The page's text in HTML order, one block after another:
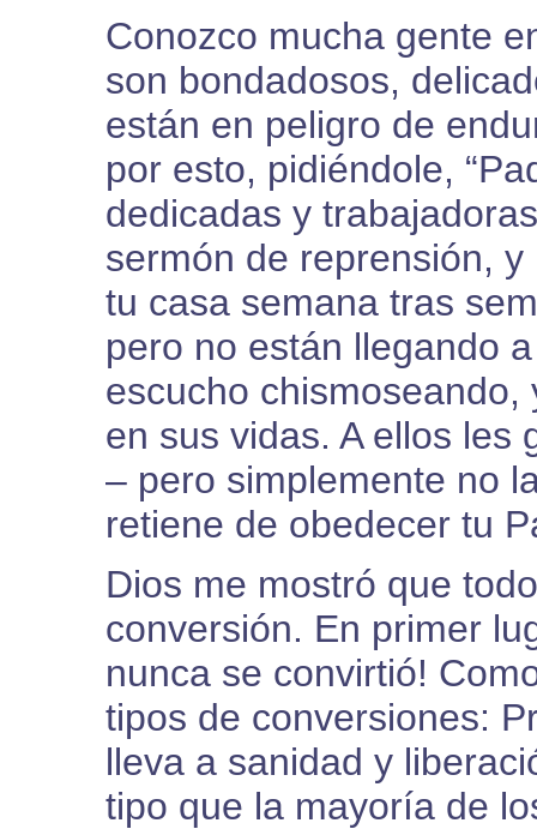
Conozco mucha gente
son bondadosos,
están en peligro de
por esto, pidiéndole,
dedicadas y
sermón de reprensión,
tu casa semana tras
pero no están llegando
escucho
en sus vidas. A ellos les
– pero simplemente no
retiene de obedecer tu
Dios me mostró que
conversión. En primer
nunca se convirtió!
tipos de conversiones:
lleva a sanidad y
tipo que la mayoría de